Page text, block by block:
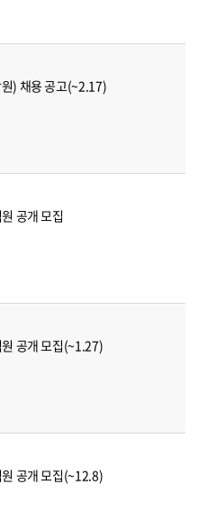
) 채용 공고(~2.17)
공개 모집
공개 모집(~1.27)
공개 모집(~12.8)